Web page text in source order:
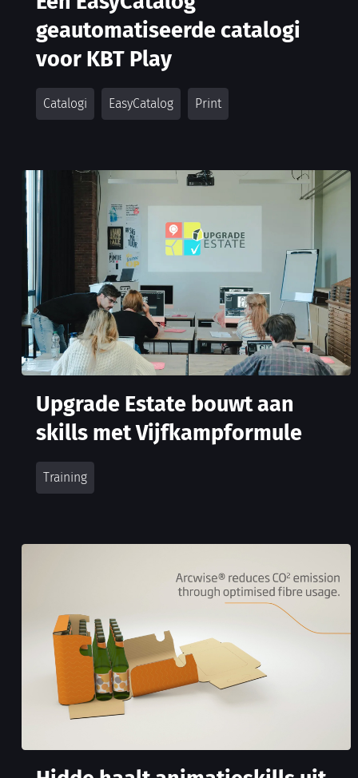
geautomatiseerde catalogi
voor KBT Play
Catalogi EasyCatalog Print
Upgrade Estate bouwt aan
skills met Vijfkampformule
Training
Hidde haalt animatieskills uit